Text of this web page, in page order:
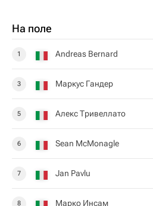
На поле
1 Andreas Bernard
3 Маркус Гандер
5 Алекс Тривеллато
6 Sean McMonagle
7 Jan Pavlu
8 Марко Инсам